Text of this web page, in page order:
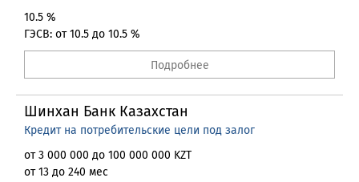
10.5 %
ГЭСВ: от 10.5 до 10.5 %
Подробнее
Шинхан Банк Казахстан
Кредит на потребительские цели под залог
от 3 000 000 до 100 000 000 KZT
от 13 до 240 мес